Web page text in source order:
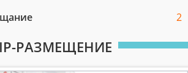
2
РАЗМЕЩЕНИЕ